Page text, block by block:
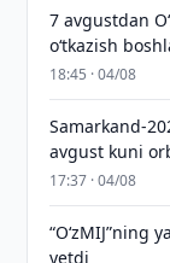
7 avgustdan
o‘tkazish
18:45 · 04/08
Samarkand-
avgust kuni
17:37 · 04/08
“O‘zMIJ”ning
yetdi